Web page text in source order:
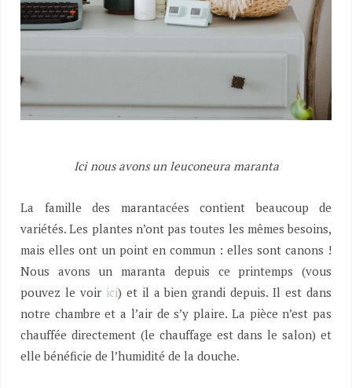
Ici nous avons un leuconeura maranta
La famille des marantacées contient beaucoup de
variétés. Les plantes n’ont pas toutes les mêmes besoins,
mais elles ont un point en commun : elles sont canons !
Nous avons un maranta depuis ce printemps (vous
pouvez le voir ici) et il a bien grandi depuis. Il est dans
notre chambre et a l’air de s’y plaire. La pièce n’est pas
chauffée directement (le chauffage est dans le salon) et
elle bénéficie de l’humidité de la douche.